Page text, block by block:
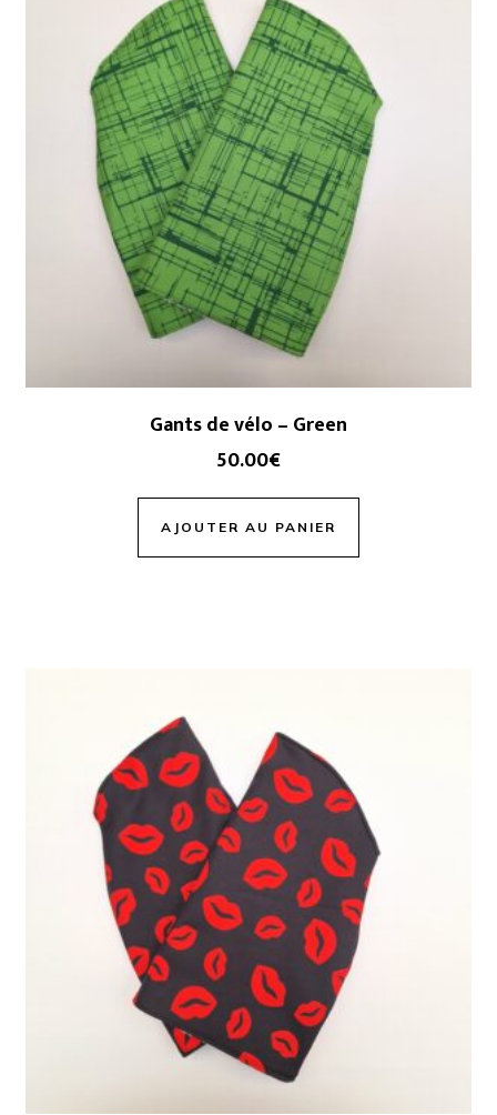
Gants de vélo – Green
50.00€
AJOUTER AU PANIER